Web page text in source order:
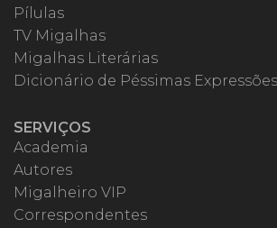
Pílulas
TV Migalhas
Migalhas Literárias
Dicionário de Péssimas Expressões
SERVIÇOS
Academia
Autores
Migalheiro VIP
Correspondentes